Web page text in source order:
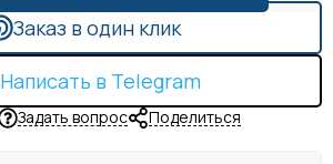
Заказ в один клик
Написать в Telegram
Задать вопрос Поделиться